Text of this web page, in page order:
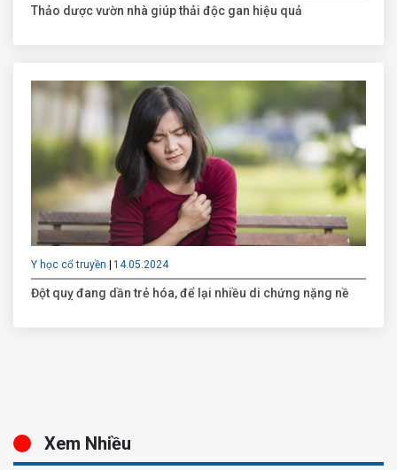
Thảo dược vườn nhà giúp thải độc gan hiệu quả
Y học cổ truyền 14.05.2024
Đột quỵ đang dần trẻ hóa, để lại nhiều di chứng nặng nề
Xem Nhiều